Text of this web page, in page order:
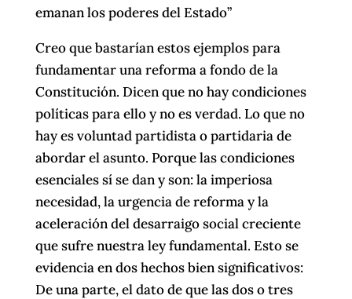
emanan los poderes del Estado”
Creo que bastarían estos ejemplos para
fundamentar una reforma a fondo de la
Constitución. Dicen que no hay condiciones
políticas para ello y no es verdad. Lo que no
hay es voluntad partidista o partidaria de
abordar el asunto. Porque las condiciones
esenciales sí se dan y son: la imperiosa
necesidad, la urgencia de reforma y la
aceleración del desarraigo social creciente
que sufre nuestra ley fundamental. Esto se
evidencia en dos hechos bien significativos:
De una parte, el dato de que las dos o tres